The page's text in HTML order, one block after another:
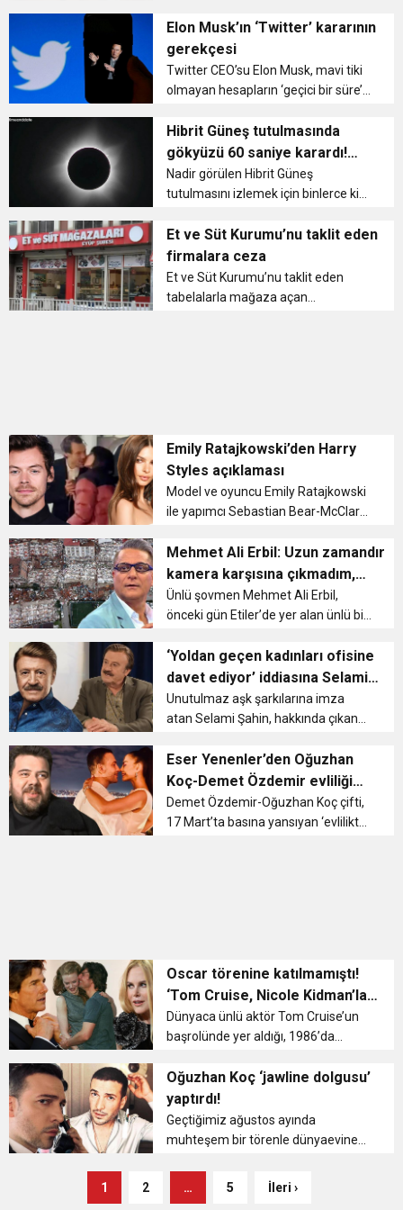
buluşturdu
11:36 Hareketsiz yaşam diyabete neden oluyor
11:32 Dr. Öcük, karın germe estetiği ile ilgili bilgi verdi
10:45 Terör Örgütüne MİT’ten Darbe!
yapmasının ardından soluğu tatilde
almıştı. 31 yaşındaki ünlü isim, ...
Elon Musk’ın ‘Twitter’ kararının
gerekçesi
Twitter CEO’su Elon Musk, mavi tiki
olmayan hesapların ‘geçici bir süre’
hesapların da 6 bin gönderi
görebileceğini açıklamış; daha sonra
bunu mavi ...
Hibrit Güneş tutulmasında
gökyüzü 60 saniye karardı!
‘Akıllara durgunluk verici’
Nadir görülen Hibrit Güneş
tutulmasını izlemek için binlerce kişi
görüldüğü yer olan Avustralya’nın
batısındaki Exmouth kasabasına
akın etti. Bugün Exmouth’ta gök...
Et ve Süt Kurumu’nu taklit eden
firmalara ceza
Et ve Süt Kurumu’nu taklit eden
tabelalarla mağaza açan
Emily Ratajkowski’den Harry
Styles açıklaması
Model ve oyuncu Emily Ratajkowski
ile yapımcı Sebastian Bear-McClard,
törenle dünyaevine girmişti. Ancak
oğulları Sylvester Apollo Bear’ı 2021
yılının Mart ayınd...
Mehmet Ali Erbil: Uzun zamandır
kamera karşısına çıkmadım,
vicdanım el vermedi
Ünlü şovmen Mehmet Ali Erbil,
önceki gün Etiler’de yer alan ünlü bir
mensuplarının sorularını yanıtlamayı
da ihmal etmeyen Erbil, tüm
Türkiye’yi yasa boğ...
‘Yoldan geçen kadınları ofisine
davet ediyor’ iddiasına Selami
Şahin’den cevap!
Unutulmaz aşk şarkılarına imza
atan Selami Şahin, hakkında çıkan
davet ediyor’ başlıklı haber sonrası
sessizliğini bozdu. 74 yaşındaki usta
sanatçının, mena...
Eser Yenenler’den Oğuzhan
Koç-Demet Özdemir evliliği
hakkında açıklama
Demet Özdemir-Oğuzhan Koç çifti,
17 Mart’ta basına yansıyan ‘evlilikte
Oscar törenine katılmamıştı!
‘Tom Cruise, Nicole Kidman’la
karşılaşmak istemedi’
Dünyaca ünlü aktör Tom Cruise’un
başrolünde yer aldığı, 1986’da
vizyona giren devam filmi ‘Top Gun:
Maverick’; 2023 Oscar ...
Oğuzhan Koç ‘jawline dolgusu’
yaptırdı!
Geçtiğimiz ağustos ayında
muhteşem bir törenle dünyaevine
ile şarkıcı Oğuzhan Koç, magazin
1 2 … 5 İleri ›